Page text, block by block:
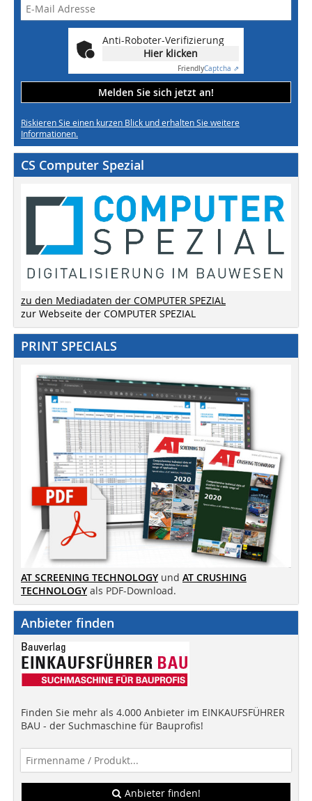
Anti-Roboter-Verifizierung
Hier klicken
FriendlyCaptcha ⇗
Melden Sie sich jetzt an!
Riskieren Sie einen kurzen Blick und erhalten Sie weitere
Informationen.
CS Computer Spezial
zu den Mediadaten der COMPUTER SPEZIAL
zur Webseite der COMPUTER SPEZIAL
PRINT SPECIALS
AT SCREENING TECHNOLOGY und AT CRUSHING
TECHNOLOGY als PDF-Download.
Anbieter finden
Finden Sie mehr als 4.000 Anbieter im EINKAUFSFÜHRER
BAU - der Suchmaschine für Bauprofis!
Anbieter finden!